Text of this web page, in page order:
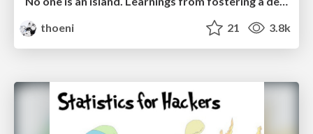
thoeni
21 3.8k